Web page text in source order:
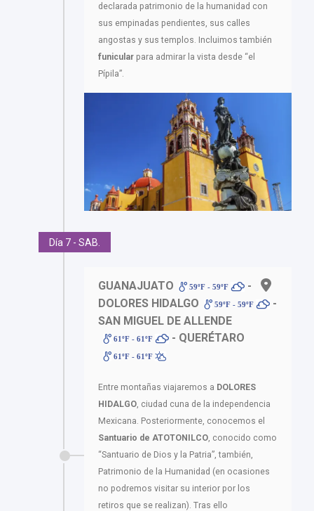
declarada patrimonio de la humanidad con
sus empinadas pendientes, sus calles
angostas y sus templos. Incluimos también
funicular para admirar la vista desde “el
Pípila”.
Día 7 - SAB.
GUANAJUATO 59ºF - 59ºF
-
DOLORES HIDALGO
59ºF - 59ºF
-
SAN MIGUEL DE ALLENDE
61ºF - 61ºF - QUERÉTARO
61ºF - 61ºF
Entre montañas viajaremos a DOLORES
HIDALGO, ciudad cuna de la independencia
Mexicana. Posteriormente, conocemos el
Santuario de ATOTONILCO, conocido como
“Santuario de Dios y la Patria”, también,
Patrimonio de la Humanidad (en ocasiones
no podremos visitar su interior por los
retiros que se realizan). Tras ello